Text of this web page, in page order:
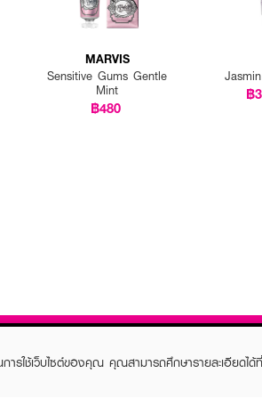
MARVIS
Sensitive Gums Gentle
Mint
฿480
฿
ารใช้เว็บไซต์ของคุณ คุณสามารถศึกษารายละเอียดได้ที่